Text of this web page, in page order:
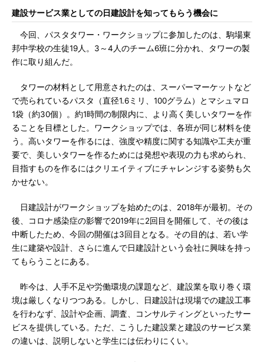
建設サービス業としての日建設計を知ってもらう機会に
今回、パスタタワー・ワークショップに参加したのは、駒場東
邦中学校の生徒19人。3～4人のチーム6班に分かれ、タワーの製
作に取り組んだ。
タワーの材料として用意されたのは、スーパーマーケットなど
で売られているパスタ（直径1.6ミリ、100グラム）とマシュマロ
1袋（約30個）。約1時間の制限内に、より高く美しいタワーを作
ることを目標とした。ワークショップでは、各班が同じ材料を使
う。高いタワーを作るには、強度や精度に関する知識や工夫が重
要で、美しいタワーを作るためには発想や表現の力も求められ、
目指すものを作るにはクリエイティブにチャレンジする姿勢も欠
かせない。
日建設計がワークショップを始めたのは、2018年が最初。その
後、コロナ感染症の影響で2019年に2回目を開催して、その後は
中断したため、今回の開催は3回目となる。その目的は、若い学
生に建築や設計、さらに進んで日建設計という会社に興味を持っ
てもらうことにある。
昨今は、人手不足や労働環境の課題など、建設業を取り巻く環
境は厳しくなりつつある。しかし、日建設計は現場での建設工事
を行わなず、設計や企画、調査、コンサルティングといったサー
ビスを提供している。ただ、こうした建設業と建設のサービス業
の違いは、説明しないと学生には伝わりにくい。